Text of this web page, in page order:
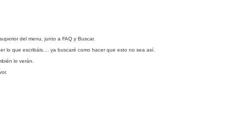
del menu, junto a FAQ y Buscar.
lo que escribáis.... ya buscaré como hacer que esto no sea así.
lo verán.